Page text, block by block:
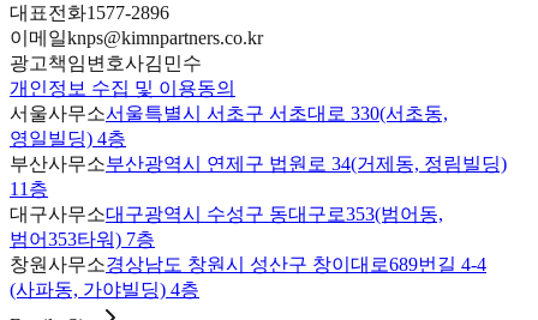
대표전화1577-2896
이메일knps@kimnpartners.co.kr
광고책임변호사김민수
개인정보 수집 및 이용동의
서울사무소서울특별시 서초구 서초대로 330(서초동,
영일빌딩) 4층
부산사무소부산광역시 연제구 법원로 34(거제동, 정림빌딩)
11층
대구사무소대구광역시 수성구 동대구로353(범어동,
범어353타워) 7층
창원사무소경상남도 창원시 성산구 창이대로689번길 4-4
(사파동, 가야빌딩) 4층